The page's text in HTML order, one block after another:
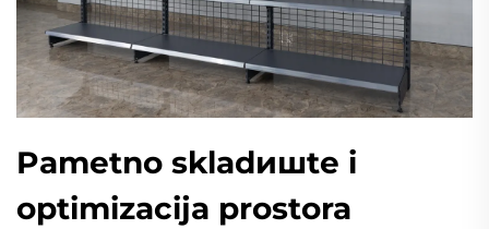
Pametno skladишte i
optimizacija prostora